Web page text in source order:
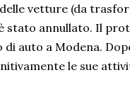
vetture (da
stato annullato. Il
auto a Modena.
le sue